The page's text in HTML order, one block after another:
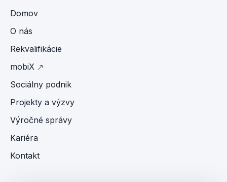
Domov
O nás
Rekvalifikácie
mobiX
Sociálny podnik
Projekty a výzvy
Výročné správy
Kariéra
Kontakt